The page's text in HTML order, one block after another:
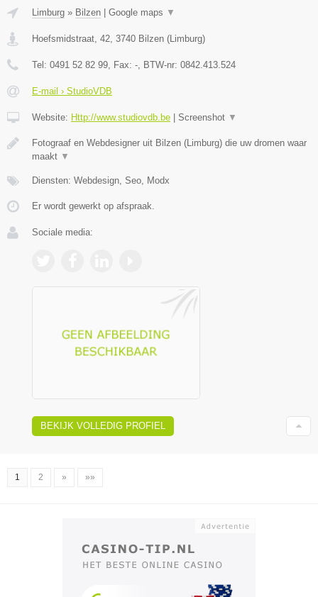
Limburg » Bilzen Google maps ▼
Hoefsmidstraat, 42, 3740 Bilzen (Limburg)
Tel: 0491 52 82 99, Fax: -, BTW-nr: 0842.413.524
E-mail › StudioVDB
Website: Http://www.studiovdb.be Screenshot ▼
Fotograaf en Webdesigner uit Bilzen (Limburg) die uw dromen waar
maakt ▼
Diensten: Webdesign, Seo, Modx
Er wordt gewerkt op afspraak.
Sociale media:
BEKIJK VOLLEDIG PROFIEL
1 2 » »»